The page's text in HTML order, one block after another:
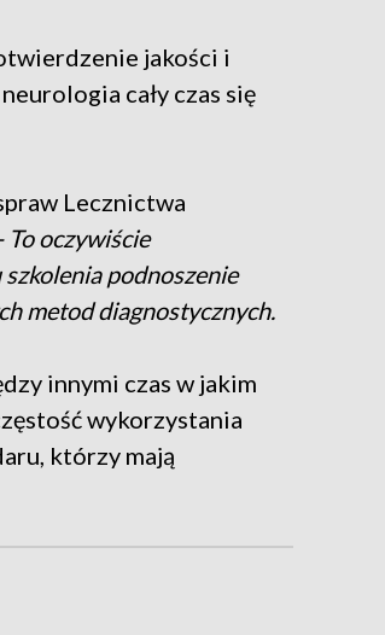
jakości i
cały czas się
Lecznictwa
To oczywiście
szkolenia podnoszenie
metod diagnostycznych.
innymi czas w jakim
wykorzystania
którzy mają